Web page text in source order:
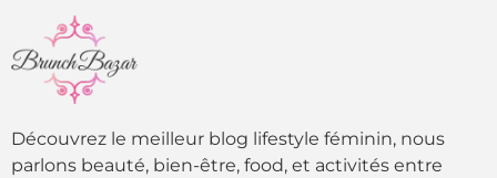
Découvrez le meilleur blog lifestyle féminin, nous
parlons beauté, bien-être, food, et activités entre